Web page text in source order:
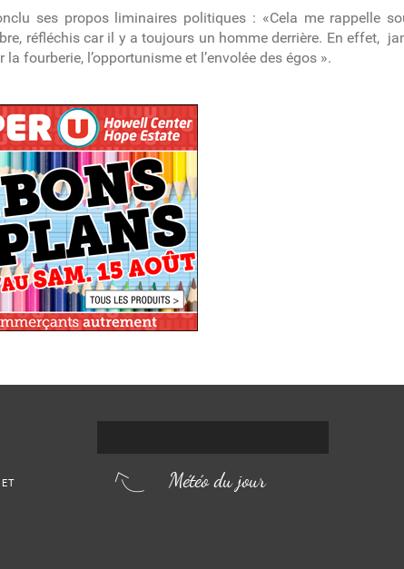
ses propos liminaires politiques : «Cela me rappelle
réfléchis car il y a toujours un homme derrière. En effet,
fourberie, l’opportunisme et l’envolée des égos ».
Météo du jour